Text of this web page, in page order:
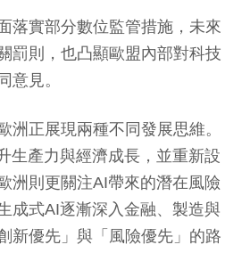
落實部分數位監管措施，未來
罰則，也凸顯歐盟內部對科技
意見。
洲正展現兩種不同發展思維。
生產力與經濟成長，並重新設
洲則更關注AI帶來的潛在風險
成式AI逐漸深入金融、製造與
新優先」與「風險優先」的路